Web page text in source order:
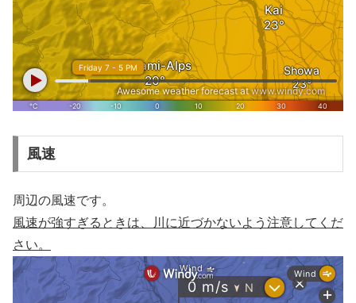
風速
周辺の風速です。
風速が強すぎるときは、川に近づかないよう注意してくだ
さい。